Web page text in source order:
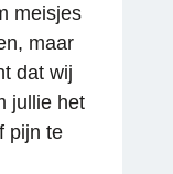
meisjes
maar
dat wij
jullie het
pijn te